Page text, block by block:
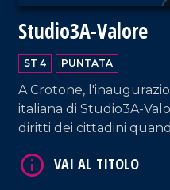
Studio3A-Valore
ST 4 PUNTATA
A Crotone,
italiana di Studio3A-
diritti dei cittadini
VAI AL TITOLO